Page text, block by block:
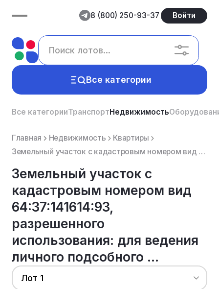
8 (800) 250-93-37 Войти
Все категории
Все категорииТранспортНедвижимость
Главная Недвижимость
Квартиры
Земельный участок с кадастровым номером вид 64:37:141614:93, разрешенного использования: для ведения...
Земельный участок с
кадастровым номером вид
64:37:141614:93,
разрешенного
использования: для ведения
личного подсобного ...
Лот 1